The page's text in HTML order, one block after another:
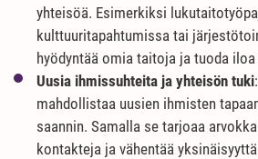
yhteisöä. Esimerkiksi
kulttuuritapahtumissa tai
hyödyntää omia taitoja ja tuoda
Uusia ihmissuhteita ja yhteisön tuki
mahdollistaa uusien ihmisten
saannin. Samalla se tarjoaa
kontakteja ja vähentää